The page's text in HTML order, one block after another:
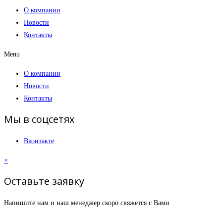
О компании
Новости
Контакты
Menu
О компании
Новости
Контакты
Мы в соцсетях
Вконтакте
×
Оставьте заявку
Напишите нам и наш менеджер скоро свяжется с Вами